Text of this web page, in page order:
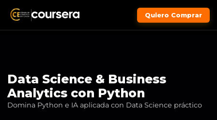
Quiero Comprar
Data Science & Business
Analytics con Python
Domina Python e IA aplicada con Data Science práctico